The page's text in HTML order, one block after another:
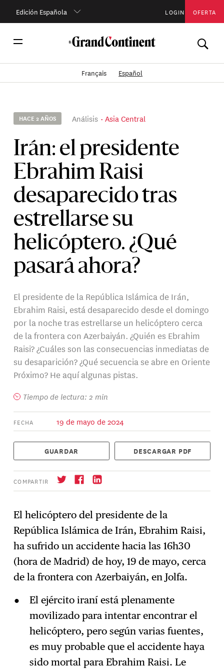
Edición Española LOGIN OFERTA
Français Español
HACE 2 AÑOS Análisis Asia Central
Irán: el presidente
Ebrahim Raisi
desaparecido tras
estrellarse su
helicóptero. ¿Qué
pasará ahora?
El presidente de la República Islámica de Irán,
Ebrahim Raisi, está desaparecido desde el domingo
por la noche tras estrellarse un helicóptero cerca
de la frontera con Azerbaiyán. ¿Quién es Ebrahim
Raisi? ¿Cuáles son las consecuencias inmediatas de
su desaparición? ¿Qué secuencia se abre en Oriente
Próximo? He aquí algunas pistas.
Tiempo de lectura: 2 min
FECHA 19 de mayo de 2024
GUARDAR DESCARGAR PDF
COMPARTIR
→ Suscríbase
El helicóptero del presidente de la
República Islámica de Irán, Ebrahim Raisi,
ha sufrido un accidente hacia las 16h30
(hora de Madrid) de hoy, 19 de mayo, cerca
de la frontera con Azerbaiyán, en Jolfa.
El ejército iraní está plenamente
movilizado para intentar encontrar el
helicóptero, pero según varias fuentes,
es muy probable que el accidente haya
sido mortal para Ebrahim Raisi. Le